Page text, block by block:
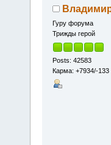
Гуру форума
Трижды герой
Posts: 42583
Карма: +7934/-133